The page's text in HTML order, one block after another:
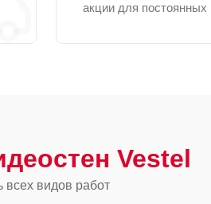
акции для постоянных
Vestel
всех видов работ